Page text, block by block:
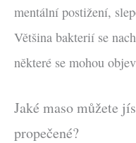
mentální postižení,
Většina bakterií se
některé se mohou
Jaké maso můžete
propečené?